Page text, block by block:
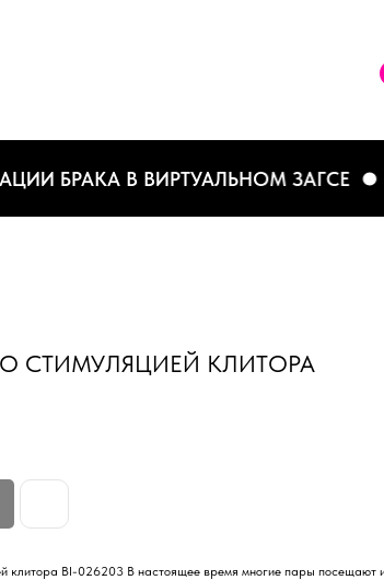
БРАКА В ВИРТУАЛЬНОМ ЗАГСЕ
СТИМУЛЯЦИЕЙ КЛИТОРА
клитора BI-026203 В настоящее время многие пары посещают